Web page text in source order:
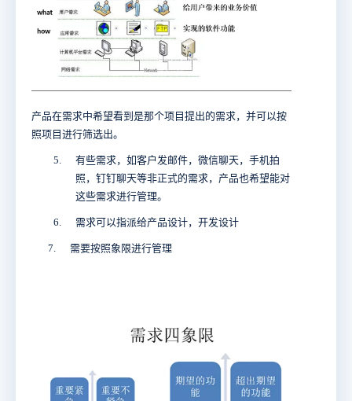
产品在需求中希望看到是那个项目提出的需求，并可以按
照项目进行筛选出。
5.
有些需求，如客户发邮件，微信聊天，手机拍
照，钉钉聊天等非正式的需求，产品也希望能对
这些需求进行管理。
6. 需求可以指派给产品设计，开发设计
7. 需要按照象限进行管理